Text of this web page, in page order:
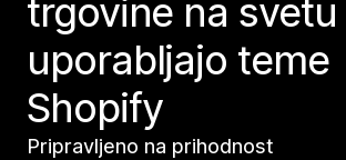
trgovine na svetu
uporabljajo teme
Shopify
Pripravljeno na prihodnost